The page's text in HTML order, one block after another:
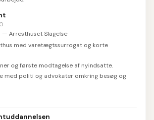
Arresthuset Slagelse
med varetægtssurrogat og korte
og første modtagelse af nyindsatte.
med politi og advokater omkring besøg og